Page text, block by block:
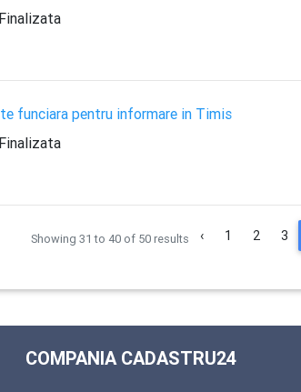
Finalizata
funciara pentru informare in Timis
Finalizata
Showing 31 to 40 of 50results ‹ 1 2 3
COMPANIA CADASTRU24